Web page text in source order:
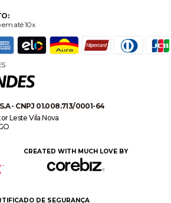
até 10x
- CNPJ 01.008.713/0001-64
Leste Vila Nova
CREATED WITH MUCH LOVE BY
DE SEGURANÇA